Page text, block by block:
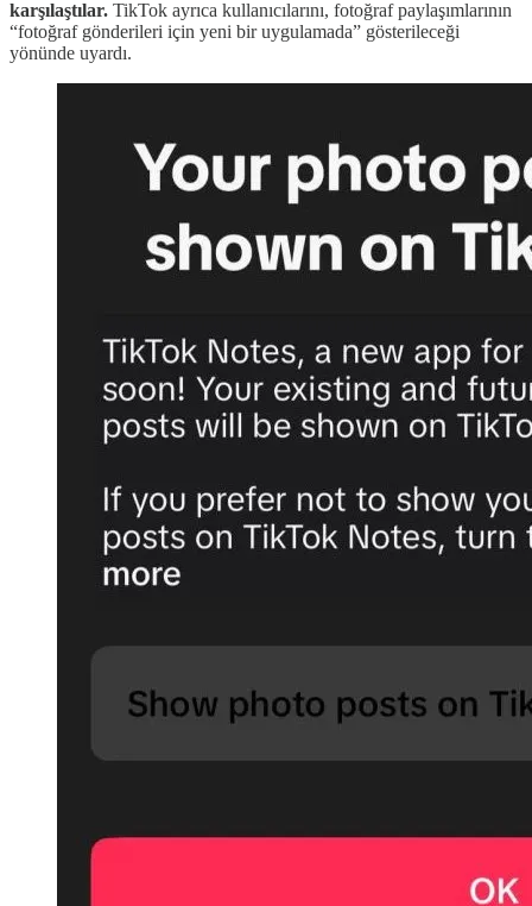
karşılaştılar. TikTok ayrıca kullanıcılarını, fotoğraf paylaşımlarının
“fotoğraf gönderileri için yeni bir uygulamada” gösterileceği
yönünde uyardı.